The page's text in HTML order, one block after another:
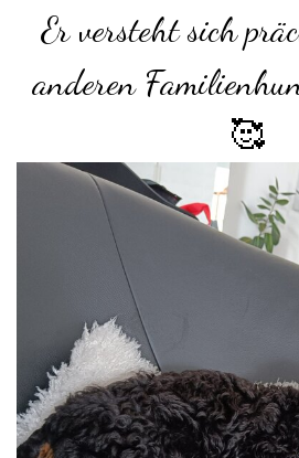
Er versteht sich
anderen
🥰